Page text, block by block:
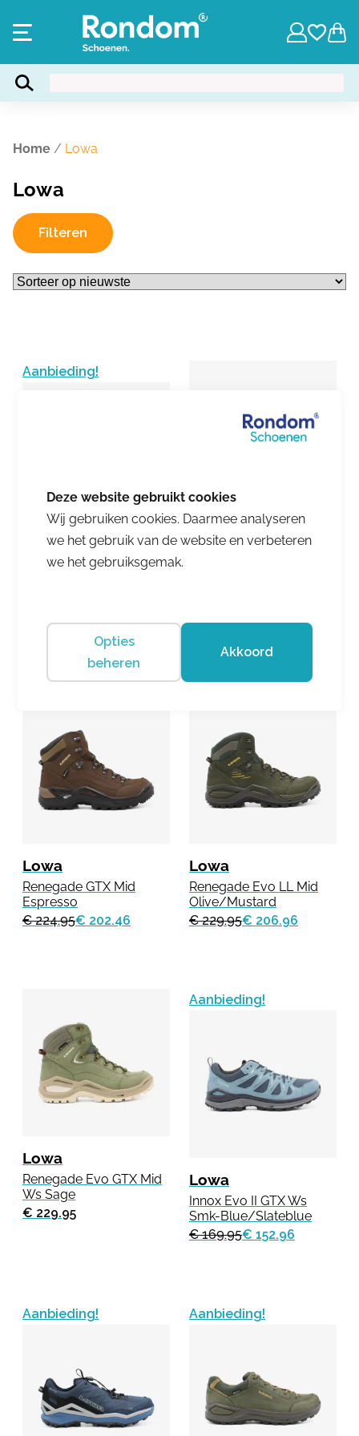
Home / Lowa
Lowa
Filteren
Aanbieding!
Renegade Evo GTX Mid
Aanbieding!
Lowa
Renegade GTX Mid
Espresso
€ 224.95€ 202.46
Aanbieding!
Lowa
Renegade Evo LL Mid
Olive/Mustard
€ 229.95€ 206.96
Lowa
Renegade Evo GTX Mid
Ws Sage
€ 229.95
Aanbieding!
Lowa
Innox Evo II GTX Ws
Smk-Blue/Slateblue
€ 169.95€ 152.96
Aanbieding! Aanbieding!
Wij gebruiken cookies. Daarmee analyseren
we het gebruik van de website en verbeteren
we het gebruiksgemak.
Opties
beheren
Akkoord